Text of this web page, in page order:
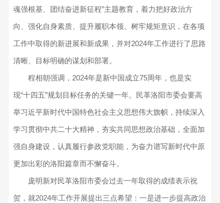
魂强根基、团结奋进新征程”主题教育，着力把好政治方
向、强化自身素质、提升履职本领、树牢规矩意识，在各项
工作中取得的新进展和新成果，并对2024年工作进行了思路
清晰、目标明确的谋划和部署。
程相朝强调，2024年是新中国成立75周年，也是实
现“十四五”规划目标任务的关键一年。民革洛阳市委会要高
举习近平新时代中国特色社会主义思想伟大旗帜，持续深入
学习贯彻中共二十大精神，夯实共同思想政治基础，全面加
强自身建设，认真履行参政党职能，为奋力谱写新时代中原
更加出彩的洛阳篇章而不懈奋斗。
庞明新对民革洛阳市委会过去一年取得的成绩表示祝
贺，就2024年工作开展提出三点希望：一是进一步提高政治